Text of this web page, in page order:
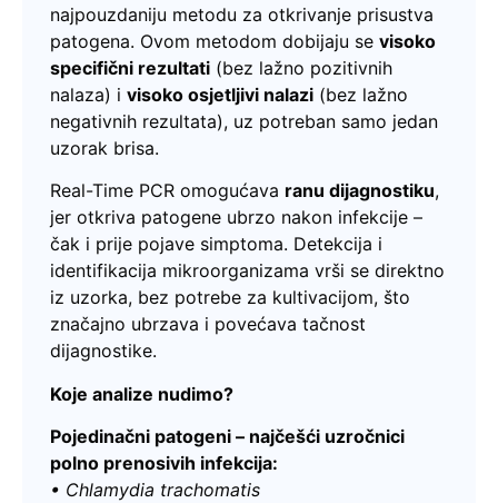
najpouzdaniju metodu za otkrivanje prisustva
patogena. Ovom metodom dobijaju se visoko
specifični rezultati (bez lažno pozitivnih
nalaza) i visoko osjetljivi nalazi (bez lažno
negativnih rezultata), uz potreban samo jedan
uzorak brisa.
Real-Time PCR omogućava ranu dijagnostiku,
jer otkriva patogene ubrzo nakon infekcije –
čak i prije pojave simptoma. Detekcija i
identifikacija mikroorganizama vrši se direktno
iz uzorka, bez potrebe za kultivacijom, što
značajno ubrzava i povećava tačnost
dijagnostike.
Koje analize nudimo?
Pojedinačni patogeni – najčešći uzročnici
polno prenosivih infekcija:
• Chlamydia trachomatis